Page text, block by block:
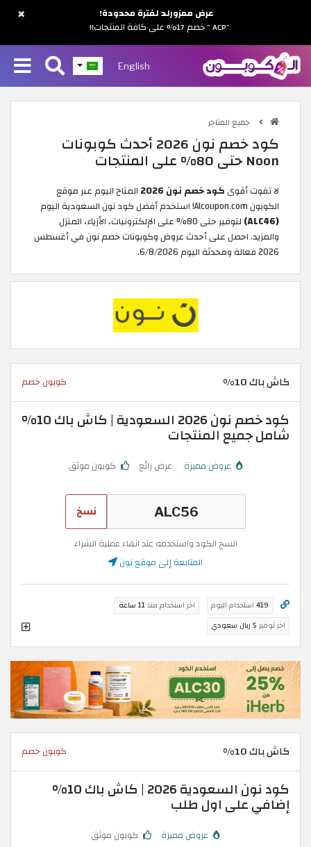
English
جميع المتاجر
كود خصم نون 2026 أحدث كوبونات
Noon حتى 80% على المنتجات
لا تفوت أقوى كود خصم نون 2026
المتاح اليوم عبر موقع
الكوبون Alcoupon.com! استخدم أفضل كود نون السعودية اليوم
(ALC46​)
لتوفير حتى 80% على الإلكترونيات، الأزياء، المنزل
والمزيد. احصل على أحدث عروض وكوبونات خصم نون في أغسطس
2026 فعالة ومحدثة اليوم 6/8/2026.
كاش باك 10% كوبون خصم
كود خصم نون 2026 السعودية | كاش باك 10%
شامل جميع المنتجات
عروض مميزة عرض رائع كوبون موثق
نسخ
انسخ الكود واستخدمه عند انهاء عملية الشراء
المتابعة إلى موقع نون
419 استخدام اليوم اخر استخدام منذ11 ساعة
اخر توفير 5 ريال سعودي
كاش باك 10% كوبون خصم
كود نون السعودية 2026 | كاش باك 10%
إضافي على اول طلب
عروض مميزة كوبون موثق
×
عرض ممزورلد لفترة محدودة!
"ACP " خصم 17% على كافة المنتجات!!